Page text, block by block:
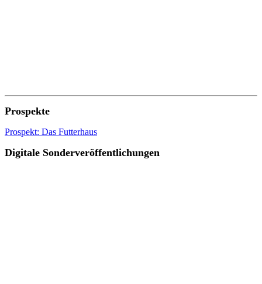
Prospekte
Prospekt: Das Futterhaus
Digitale Sonderveröffentlichungen